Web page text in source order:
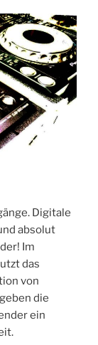
Digitale
absolut
Im
das
von
die
ein